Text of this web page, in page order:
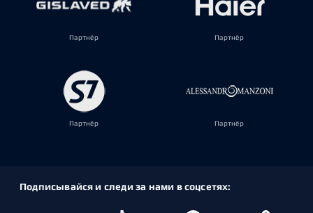
Партнёр Партнёр
Партнёр Партнёр
Подписывайся и следи за нами в соцсетях: